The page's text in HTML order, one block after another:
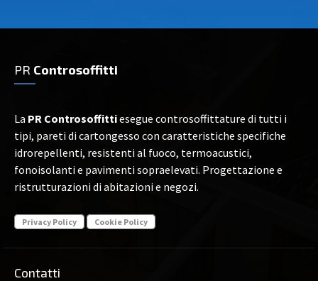
PR Controsoffitti
La PR Controsoffittiesegue controsoffittature di tutti i
tipi, pareti di cartongesso con caratteristiche specifiche
idrorepellenti, resistenti al fuoco, termoacustici,
fonoisolanti e pavimenti sopraelevati. Progettazione e
ristrutturazioni di abitazioni e negozi.
Privacy Policy Cookie Policy
Contatti